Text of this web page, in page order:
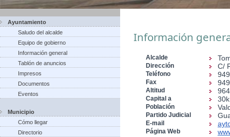
Ayuntamiento
Saludo del alcalde
Equipo de gobierno
Información general
Tablón de anuncios
Impresos
Documentos
Eventos
Municipio
Cómo llegar
Directorio
Información
Alcalde
Dirección C/
Teléfono
Fax
Altitud
Capital a
Población
Partido Judicial
E-mail
Página Web